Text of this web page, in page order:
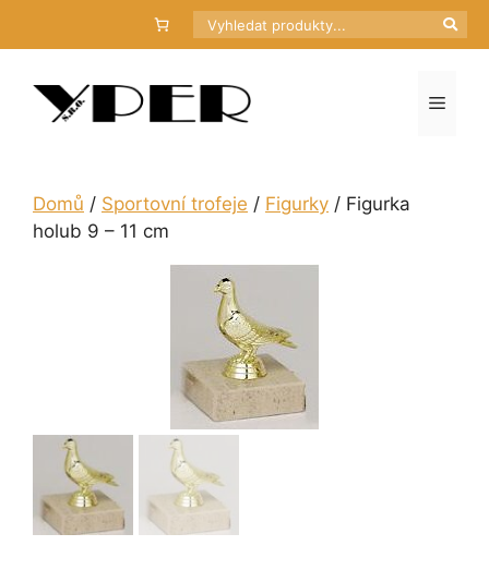
Hledat
Menu
Domů / Sportovní trofeje / Figurky / Figurka
holub 9 – 11 cm